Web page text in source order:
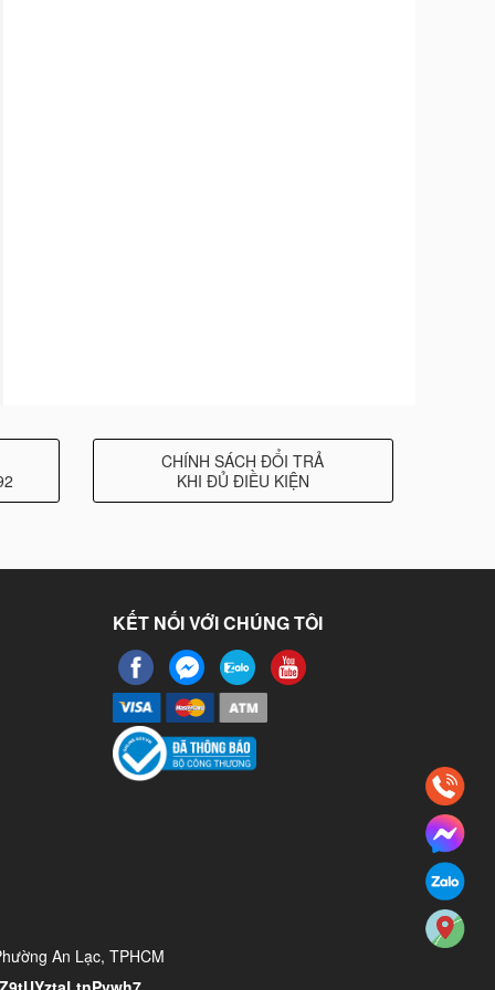
CHÍNH SÁCH ĐỔI TRẢ
KHI ĐỦ ĐIỀU KIỆN
KẾT NỐI VỚI CHÚNG TÔI
An Lạc, TPHCM